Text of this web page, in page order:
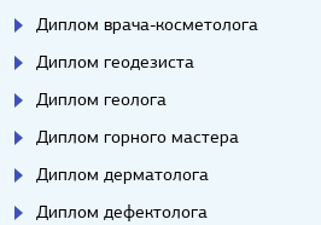
Диплом врача-косметолога
Диплом геодезиста
Диплом геолога
Диплом горного мастера
Диплом дерматолога
Диплом дефектолога